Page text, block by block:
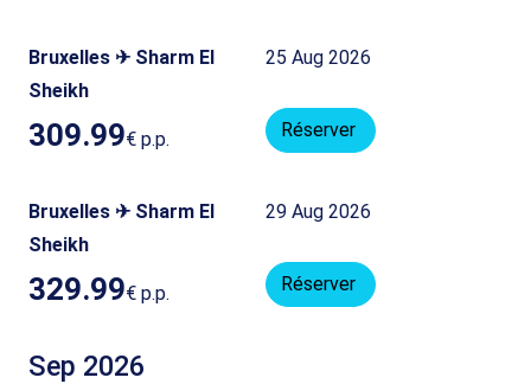
Bruxelles ✈ Sharm El
Sheikh
25 Aug 2026
309.99€ p.p. Réserver
Bruxelles ✈ Sharm El
Sheikh
29 Aug 2026
329.99€ p.p. Réserver
Sep 2026